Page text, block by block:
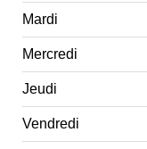
Mardi
Mercredi
Jeudi
Vendredi